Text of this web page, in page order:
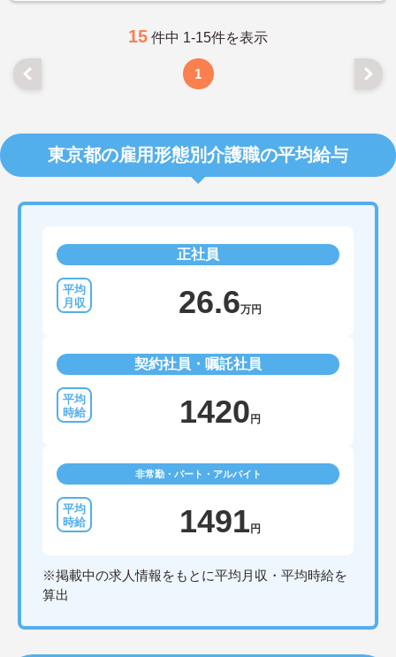
15 件中 1-15件を表示
1
東京都の雇用形態別介護職の平均給与
正社員
26.6万円
契約社員・嘱託社員
1420円
非常勤・パート・アルバイト
1491円
※掲載中の求人情報をもとに平均月収・平均時給を
算出